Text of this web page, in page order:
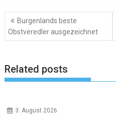
Beitragsnavigation
Burgenlands beste
Obstveredler ausgezeichnet
Related posts
3. August 2026